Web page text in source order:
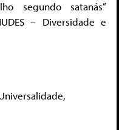
segundo satanás”
– Diversidade e
,